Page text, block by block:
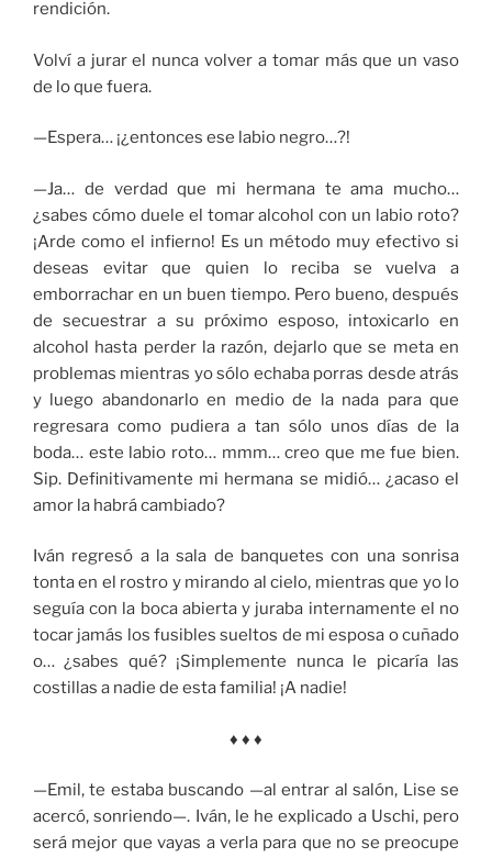
rendición.
Volví a jurar el nunca volver a tomar más que un vaso
de lo que fuera.
—Espera… ¡¿entonces ese labio negro…?!
—Ja… de verdad que mi hermana te ama mucho…
¿sabes cómo duele el tomar alcohol con un labio roto?
¡Arde como el infierno! Es un método muy efectivo si
deseas evitar que quien lo reciba se vuelva a
emborrachar en un buen tiempo. Pero bueno, después
de secuestrar a su próximo esposo, intoxicarlo en
alcohol hasta perder la razón, dejarlo que se meta en
problemas mientras yo sólo echaba porras desde atrás
y luego abandonarlo en medio de la nada para que
regresara como pudiera a tan sólo unos días de la
boda… este labio roto… mmm… creo que me fue bien.
Sip. Definitivamente mi hermana se midió… ¿acaso el
amor la habrá cambiado?
Iván regresó a la sala de banquetes con una sonrisa
tonta en el rostro y mirando al cielo, mientras que yo lo
seguía con la boca abierta y juraba internamente el no
tocar jamás los fusibles sueltos de mi esposa o cuñado
o… ¿sabes qué? ¡Simplemente nunca le picaría las
costillas a nadie de esta familia! ¡A nadie!
♦ ♦ ♦
—Emil, te estaba buscando —al entrar al salón, Lise se
acercó, sonriendo—. Iván, le he explicado a Uschi, pero
será mejor que vayas a verla para que no se preocupe